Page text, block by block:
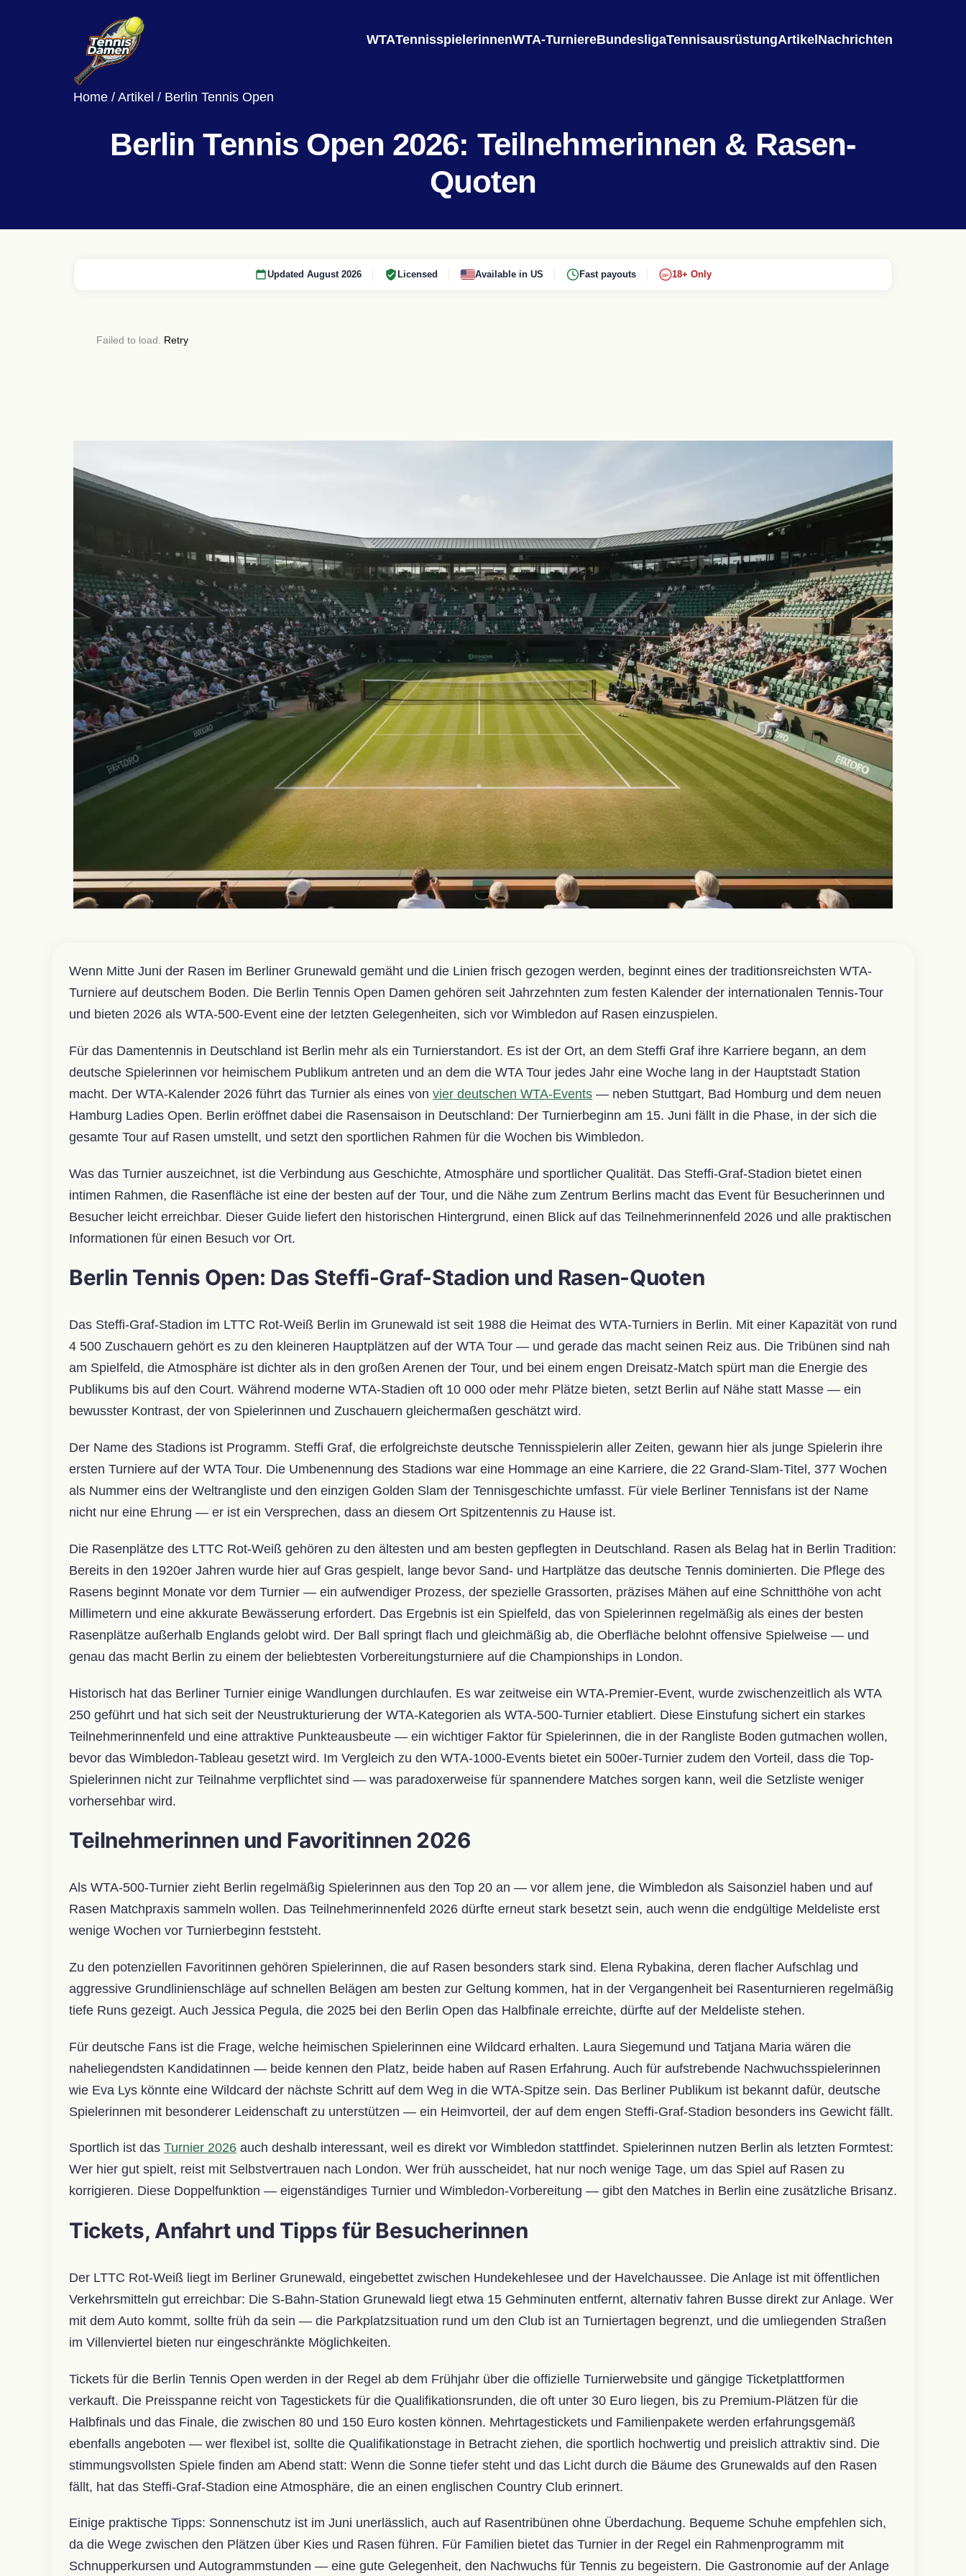
WTATennisspielerinnenWTA-TurniereBundesligaTennisausrüstungArtikel Nachrichten
Home / Artikel / Berlin Tennis Open
Berlin Tennis Open 2026: Teilnehmerinnen & Rasen-
Quoten
Updated August 2026 Licensed Available in US Fast payouts 18+ 18+ Only
Failed to load. Retry
Wenn Mitte Juni der Rasen im Berliner Grunewald gemäht und die Linien frisch gezogen werden, beginnt eines der traditionsreichsten WTA-
Turniere auf deutschem Boden. Die Berlin Tennis Open Damen gehören seit Jahrzehnten zum festen Kalender der internationalen Tennis-Tour
und bieten 2026 als WTA-500-Event eine der letzten Gelegenheiten, sich vor Wimbledon auf Rasen einzuspielen.
Für das Damentennis in Deutschland ist Berlin mehr als ein Turnierstandort. Es ist der Ort, an dem Steffi Graf ihre Karriere begann, an dem
deutsche Spielerinnen vor heimischem Publikum antreten und an dem die WTA Tour jedes Jahr eine Woche lang in der Hauptstadt Station
macht. Der WTA-Kalender 2026 führt das Turnier als eines von vier deutschen WTA-Events — neben Stuttgart, Bad Homburg und dem neuen
Hamburg Ladies Open. Berlin eröffnet dabei die Rasensaison in Deutschland: Der Turnierbeginn am 15. Juni fällt in die Phase, in der sich die
gesamte Tour auf Rasen umstellt, und setzt den sportlichen Rahmen für die Wochen bis Wimbledon.
Was das Turnier auszeichnet, ist die Verbindung aus Geschichte, Atmosphäre und sportlicher Qualität. Das Steffi-Graf-Stadion bietet einen
intimen Rahmen, die Rasenfläche ist eine der besten auf der Tour, und die Nähe zum Zentrum Berlins macht das Event für Besucherinnen und
Besucher leicht erreichbar. Dieser Guide liefert den historischen Hintergrund, einen Blick auf das Teilnehmerinnenfeld 2026 und alle praktischen
Informationen für einen Besuch vor Ort.
Berlin Tennis Open: Das Steffi-Graf-Stadion und Rasen-Quoten
Das Steffi-Graf-Stadion im LTTC Rot-Weiß Berlin im Grunewald ist seit 1988 die Heimat des WTA-Turniers in Berlin. Mit einer Kapazität von rund
4 500 Zuschauern gehört es zu den kleineren Hauptplätzen auf der WTA Tour — und gerade das macht seinen Reiz aus. Die Tribünen sind nah
am Spielfeld, die Atmosphäre ist dichter als in den großen Arenen der Tour, und bei einem engen Dreisatz-Match spürt man die Energie des
Publikums bis auf den Court. Während moderne WTA-Stadien oft 10 000 oder mehr Plätze bieten, setzt Berlin auf Nähe statt Masse — ein
bewusster Kontrast, der von Spielerinnen und Zuschauern gleichermaßen geschätzt wird.
Der Name des Stadions ist Programm. Steffi Graf, die erfolgreichste deutsche Tennisspielerin aller Zeiten, gewann hier als junge Spielerin ihre
ersten Turniere auf der WTA Tour. Die Umbenennung des Stadions war eine Hommage an eine Karriere, die 22 Grand-Slam-Titel, 377 Wochen
als Nummer eins der Weltrangliste und den einzigen Golden Slam der Tennisgeschichte umfasst. Für viele Berliner Tennisfans ist der Name
nicht nur eine Ehrung — er ist ein Versprechen, dass an diesem Ort Spitzentennis zu Hause ist.
Die Rasenplätze des LTTC Rot-Weiß gehören zu den ältesten und am besten gepflegten in Deutschland. Rasen als Belag hat in Berlin Tradition:
Bereits in den 1920er Jahren wurde hier auf Gras gespielt, lange bevor Sand- und Hartplätze das deutsche Tennis dominierten. Die Pflege des
Rasens beginnt Monate vor dem Turnier — ein aufwendiger Prozess, der spezielle Grassorten, präzises Mähen auf eine Schnitthöhe von acht
Millimetern und eine akkurate Bewässerung erfordert. Das Ergebnis ist ein Spielfeld, das von Spielerinnen regelmäßig als eines der besten
Rasenplätze außerhalb Englands gelobt wird. Der Ball springt flach und gleichmäßig ab, die Oberfläche belohnt offensive Spielweise — und
genau das macht Berlin zu einem der beliebtesten Vorbereitungsturniere auf die Championships in London.
Historisch hat das Berliner Turnier einige Wandlungen durchlaufen. Es war zeitweise ein WTA-Premier-Event, wurde zwischenzeitlich als WTA
250 geführt und hat sich seit der Neustrukturierung der WTA-Kategorien als WTA-500-Turnier etabliert. Diese Einstufung sichert ein starkes
Teilnehmerinnenfeld und eine attraktive Punkteausbeute — ein wichtiger Faktor für Spielerinnen, die in der Rangliste Boden gutmachen wollen,
bevor das Wimbledon-Tableau gesetzt wird. Im Vergleich zu den WTA-1000-Events bietet ein 500er-Turnier zudem den Vorteil, dass die Top-
Spielerinnen nicht zur Teilnahme verpflichtet sind — was paradoxerweise für spannendere Matches sorgen kann, weil die Setzliste weniger
vorhersehbar wird.
Teilnehmerinnen und Favoritinnen 2026
Als WTA-500-Turnier zieht Berlin regelmäßig Spielerinnen aus den Top 20 an — vor allem jene, die Wimbledon als Saisonziel haben und auf
Rasen Matchpraxis sammeln wollen. Das Teilnehmerinnenfeld 2026 dürfte erneut stark besetzt sein, auch wenn die endgültige Meldeliste erst
wenige Wochen vor Turnierbeginn feststeht.
Zu den potenziellen Favoritinnen gehören Spielerinnen, die auf Rasen besonders stark sind. Elena Rybakina, deren flacher Aufschlag und
aggressive Grundlinienschläge auf schnellen Belägen am besten zur Geltung kommen, hat in der Vergangenheit bei Rasenturnieren regelmäßig
tiefe Runs gezeigt. Auch Jessica Pegula, die 2025 bei den Berlin Open das Halbfinale erreichte, dürfte auf der Meldeliste stehen.
Für deutsche Fans ist die Frage, welche heimischen Spielerinnen eine Wildcard erhalten. Laura Siegemund und Tatjana Maria wären die
naheliegendsten Kandidatinnen — beide kennen den Platz, beide haben auf Rasen Erfahrung. Auch für aufstrebende Nachwuchsspielerinnen
wie Eva Lys könnte eine Wildcard der nächste Schritt auf dem Weg in die WTA-Spitze sein. Das Berliner Publikum ist bekannt dafür, deutsche
Spielerinnen mit besonderer Leidenschaft zu unterstützen — ein Heimvorteil, der auf dem engen Steffi-Graf-Stadion besonders ins Gewicht fällt.
Sportlich ist das Turnier 2026 auch deshalb interessant, weil es direkt vor Wimbledon stattfindet. Spielerinnen nutzen Berlin als letzten Formtest:
Wer hier gut spielt, reist mit Selbstvertrauen nach London. Wer früh ausscheidet, hat nur noch wenige Tage, um das Spiel auf Rasen zu
korrigieren. Diese Doppelfunktion — eigenständiges Turnier und Wimbledon-Vorbereitung — gibt den Matches in Berlin eine zusätzliche Brisanz.
Tickets, Anfahrt und Tipps für Besucherinnen
Der LTTC Rot-Weiß liegt im Berliner Grunewald, eingebettet zwischen Hundekehlesee und der Havelchaussee. Die Anlage ist mit öffentlichen
Verkehrsmitteln gut erreichbar: Die S-Bahn-Station Grunewald liegt etwa 15 Gehminuten entfernt, alternativ fahren Busse direkt zur Anlage. Wer
mit dem Auto kommt, sollte früh da sein — die Parkplatzsituation rund um den Club ist an Turniertagen begrenzt, und die umliegenden Straßen
im Villenviertel bieten nur eingeschränkte Möglichkeiten.
Tickets für die Berlin Tennis Open werden in der Regel ab dem Frühjahr über die offizielle Turnierwebsite und gängige Ticketplattformen
verkauft. Die Preisspanne reicht von Tagestickets für die Qualifikationsrunden, die oft unter 30 Euro liegen, bis zu Premium-Plätzen für die
Halbfinals und das Finale, die zwischen 80 und 150 Euro kosten können. Mehrtagestickets und Familienpakete werden erfahrungsgemäß
ebenfalls angeboten — wer flexibel ist, sollte die Qualifikationstage in Betracht ziehen, die sportlich hochwertig und preislich attraktiv sind. Die
stimmungsvollsten Spiele finden am Abend statt: Wenn die Sonne tiefer steht und das Licht durch die Bäume des Grunewalds auf den Rasen
fällt, hat das Steffi-Graf-Stadion eine Atmosphäre, die an einen englischen Country Club erinnert.
Einige praktische Tipps: Sonnenschutz ist im Juni unerlässlich, auch auf Rasentribünen ohne Überdachung. Bequeme Schuhe empfehlen sich,
da die Wege zwischen den Plätzen über Kies und Rasen führen. Für Familien bietet das Turnier in der Regel ein Rahmenprogramm mit
Schnupperkursen und Autogrammstunden — eine gute Gelegenheit, den Nachwuchs für Tennis zu begeistern. Die Gastronomie auf der Anlage